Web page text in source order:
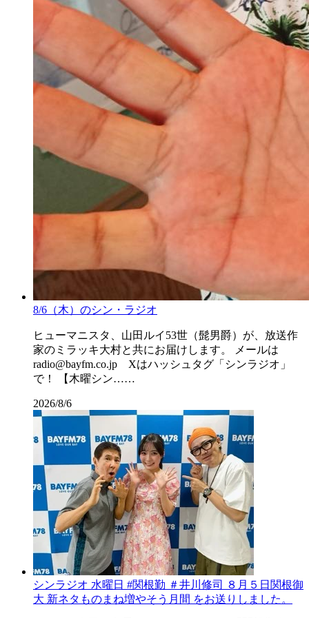
8/6（木）のシン・ラジオ
ヒューマニスタ、山田ルイ53世（髭男爵）が、放送作
家のミラッキ大村と共にお届けします。 メールは
radio@bayfm.co.jp Xはハッシュタグ「シンラジオ」
で！ 【木曜シン……
2026/8/6
シンラジオ 水曜日 #関根勤 ＃井川修司 ８月５日関根御
大 新ネタものまね増やそう月間 をお送りしました。